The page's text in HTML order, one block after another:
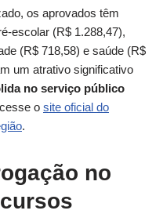
os aprovados têm
escolar (R$ 1.288,47),
(R$ 718,58) e saúde (R$
um atrativo significativo
no serviço público
o site oficial do
.
no